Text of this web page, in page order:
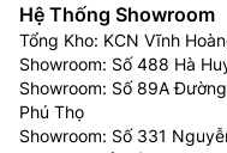
Hệ Thống Showroom
Tổng Kho: KCN Vĩnh
Showroom: Số 488 Hà
Showroom: Số 89A
Phú Thọ
Showroom: Số 331